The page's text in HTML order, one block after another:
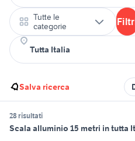
Tutte le
categorie
Salva ricerca
28 risultati
Scala alluminio 15 metri in tutta